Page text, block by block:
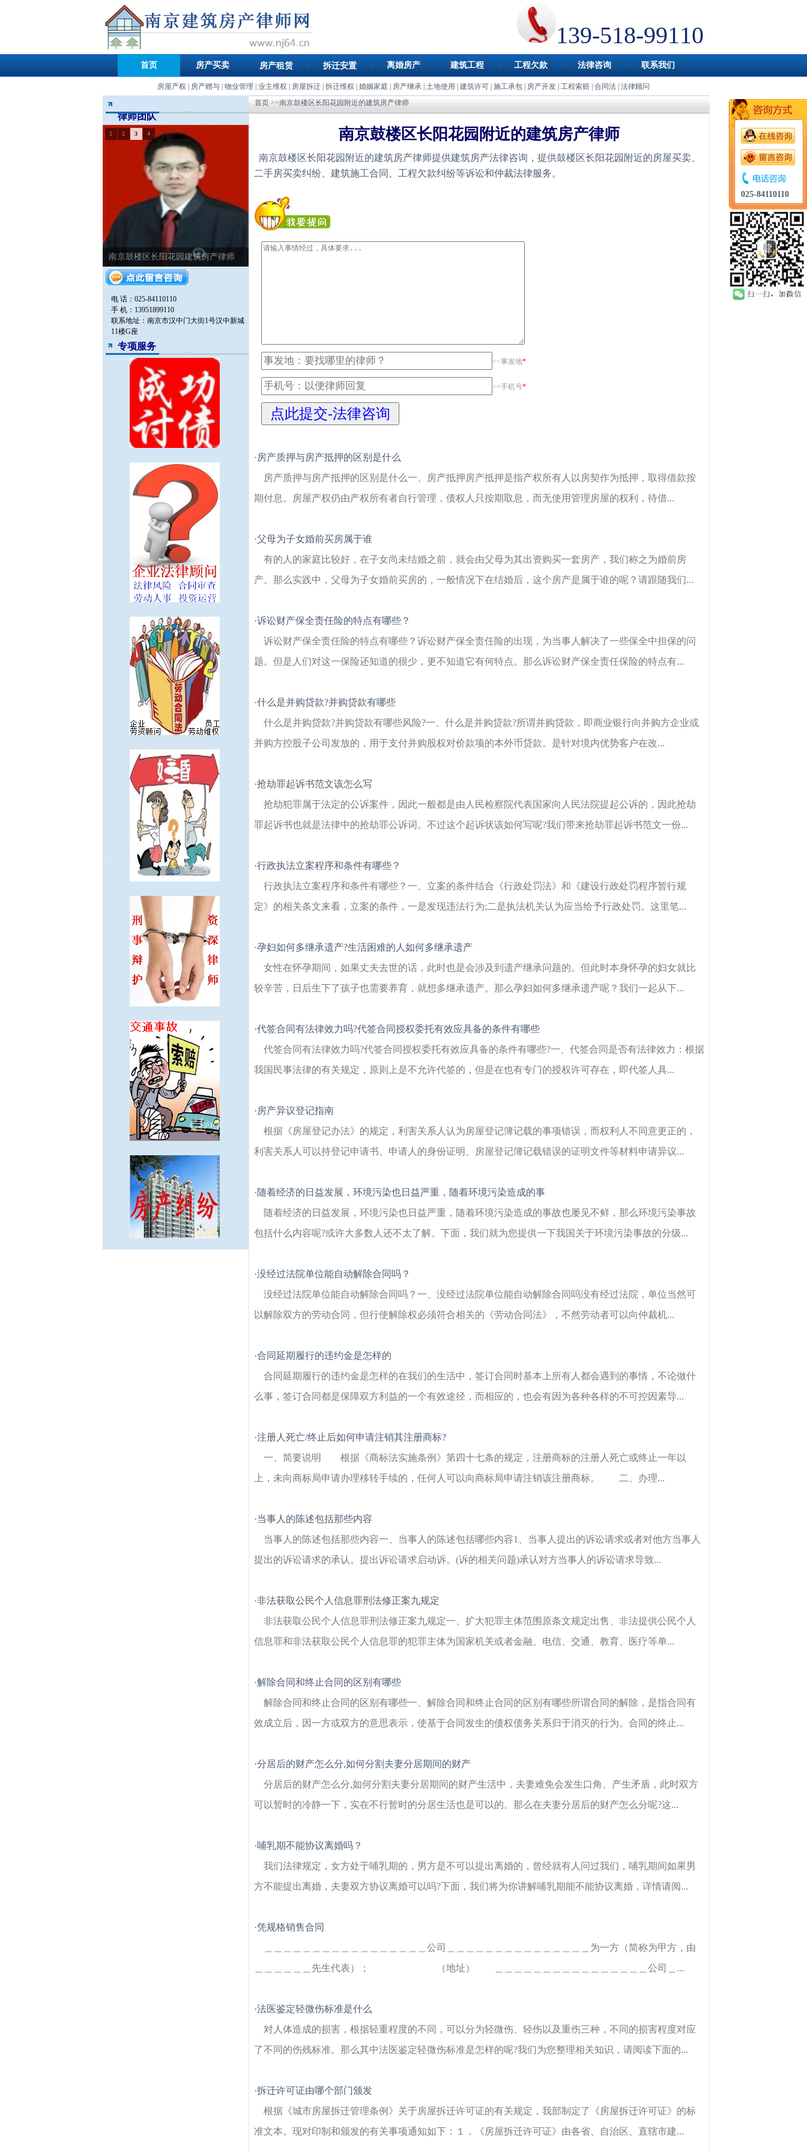
139-518-99110
首页 房产买卖 房产租赁 拆迁安置 离婚房产 建筑工程 工程欠款 法律咨询 联系我们
房屋产权 房产赠与 物业管理 业主维权 房屋拆迁 拆迁维权 婚姻家庭 房产继承 土地使用 建筑许可 施工承包 房产开发 工程索赔 合同法 法律顾问
律师团队
南京鼓楼区长阳花园建筑房产律师
1 2 3 4
电 话：025-84110110
手 机：13951899110
联系地址：南京市汉中门大街1号汉中新城
11楼G座
专项服务
首页>>南京鼓楼区长阳花园附近的建筑房产律师
南京鼓楼区长阳花园附近的建筑房产律师
南京鼓楼区长阳花园附近的建筑房产律师提供建筑房产法律咨询，提供鼓楼区长阳花园附近的房屋买卖、
二手房买卖纠纷、建筑施工合同、工程欠款纠纷等诉讼和仲裁法律服务。
<<事发地*
<<手机号*
·房产质押与房产抵押的区别是什么
房产质押与房产抵押的区别是什么一、房产抵押房产抵押是指产权所有人以房契作为抵押，取得借款按
期付息。房屋产权仍由产权所有者自行管理，债权人只按期取息，而无使用管理房屋的权利，待借...
·父母为子女婚前买房属于谁
有的人的家庭比较好，在子女尚未结婚之前，就会由父母为其出资购买一套房产，我们称之为婚前房
产。那么实践中，父母为子女婚前买房的，一般情况下在结婚后，这个房产是属于谁的呢？请跟随我们...
·诉讼财产保全责任险的特点有哪些？
诉讼财产保全责任险的特点有哪些？诉讼财产保全责任险的出现，为当事人解决了一些保全中担保的问
题。但是人们对这一保险还知道的很少，更不知道它有何特点。那么诉讼财产保全责任保险的特点有...
·什么是并购贷款?并购贷款有哪些
什么是并购贷款?并购贷款有哪些风险?一、什么是并购贷款?所谓并购贷款，即商业银行向并购方企业或
并购方控股子公司发放的，用于支付并购股权对价款项的本外币贷款。是针对境内优势客户在改...
·抢劫罪起诉书范文该怎么写
抢劫犯罪属于法定的公诉案件，因此一般都是由人民检察院代表国家向人民法院提起公诉的，因此抢劫
罪起诉书也就是法律中的抢劫罪公诉词。不过这个起诉状该如何写呢?我们带来抢劫罪起诉书范文一份...
·行政执法立案程序和条件有哪些？
行政执法立案程序和条件有哪些？一、立案的条件结合《行政处罚法》和《建设行政处罚程序暂行规
定》的相关条文来看，立案的条件，一是发现违法行为;二是执法机关认为应当给予行政处罚。这里笔...
·孕妇如何多继承遗产?生活困难的人如何多继承遗产
女性在怀孕期间，如果丈夫去世的话，此时也是会涉及到遗产继承问题的。但此时本身怀孕的妇女就比
较辛苦，日后生下了孩子也需要养育，就想多继承遗产。那么孕妇如何多继承遗产呢？我们一起从下...
·代签合同有法律效力吗?代签合同授权委托有效应具备的条件有哪些
代签合同有法律效力吗?代签合同授权委托有效应具备的条件有哪些?一、代签合同是否有法律效力：根据
我国民事法律的有关规定，原则上是不允许代签的，但是在也有专门的授权许可存在，即代签人具...
·房产异议登记指南
根据《房屋登记办法》的规定，利害关系人认为房屋登记簿记载的事项错误，而权利人不同意更正的，
利害关系人可以持登记申请书、申请人的身份证明、房屋登记簿记载错误的证明文件等材料申请异议...
·随着经济的日益发展，环境污染也日益严重，随着环境污染造成的事
随着经济的日益发展，环境污染也日益严重，随着环境污染造成的事故也屡见不鲜，那么环境污染事故
包括什么内容呢?或许大多数人还不太了解。下面，我们就为您提供一下我国关于环境污染事故的分级...
·没经过法院单位能自动解除合同吗？
没经过法院单位能自动解除合同吗？一、没经过法院单位能自动解除合同吗没有经过法院，单位当然可
以解除双方的劳动合同，但行使解除权必须符合相关的《劳动合同法》，不然劳动者可以向仲裁机...
·合同延期履行的违约金是怎样的
合同延期履行的违约金是怎样的在我们的生活中，签订合同时基本上所有人都会遇到的事情，不论做什
么事，签订合同都是保障双方利益的一个有效途径，而相应的，也会有因为各种各样的不可控因素导...
·注册人死亡/终止后如何申请注销其注册商标?
一、简要说明 根据《商标法实施条例》第四十七条的规定，注册商标的注册人死亡或终止一年以
上，未向商标局申请办理移转手续的，任何人可以向商标局申请注销该注册商标。 二、办理...
·当事人的陈述包括那些内容
当事人的陈述包括那些内容一、当事人的陈述包括哪些内容1、当事人提出的诉讼请求或者对他方当事人
提出的诉讼请求的承认。提出诉讼请求启动诉。(诉的相关问题)承认对方当事人的诉讼请求导致...
·非法获取公民个人信息罪刑法修正案九规定
非法获取公民个人信息罪刑法修正案九规定一、扩大犯罪主体范围原条文规定出售、非法提供公民个人
信息罪和非法获取公民个人信息罪的犯罪主体为国家机关或者金融、电信、交通、教育、医疗等单...
·解除合同和终止合同的区别有哪些
解除合同和终止合同的区别有哪些一、解除合同和终止合同的区别有哪些所谓合同的解除，是指合同有
效成立后，因一方或双方的意思表示，使基于合同发生的债权债务关系归于消灭的行为。合同的终止...
·分居后的财产怎么分,如何分割夫妻分居期间的财产
分居后的财产怎么分,如何分割夫妻分居期间的财产生活中，夫妻难免会发生口角、产生矛盾，此时双方
可以暂时的冷静一下，实在不行暂时的分居生活也是可以的。那么在夫妻分居后的财产怎么分呢?这...
·哺乳期不能协议离婚吗？
我们法律规定，女方处于哺乳期的，男方是不可以提出离婚的，曾经就有人问过我们，哺乳期间如果男
方不能提出离婚，夫妻双方协议离婚可以吗?下面，我们将为你讲解哺乳期能不能协议离婚，详情请阅...
·凭规格销售合同
＿＿＿＿＿＿＿＿＿＿＿＿＿＿＿＿＿公司＿＿＿＿＿＿＿＿＿＿＿＿＿＿＿为一方（简称为甲方，由
＿＿＿＿＿＿先生代表）； （地址） ＿＿＿＿＿＿＿＿＿＿＿＿＿＿＿＿公司＿...
·法医鉴定轻微伤标准是什么
对人体造成的损害，根据轻重程度的不同，可以分为轻微伤、轻伤以及重伤三种，不同的损害程度对应
了不同的伤残标准。那么其中法医鉴定轻微伤标准是怎样的呢?我们为您整理相关知识，请阅读下面的...
·拆迁许可证由哪个部门颁发
根据《城市房屋拆迁管理条例》关于房屋拆迁许可证的有关规定，我部制定了《房屋拆迁许可证》的标
准文本。现对印制和颁发的有关事项通知如下：１．《房屋拆迁许可证》由各省、自治区、直辖市建...
025-84110110